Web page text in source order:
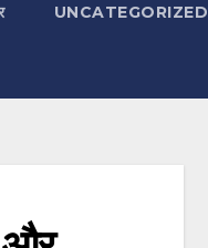
UNCATEGORIZED